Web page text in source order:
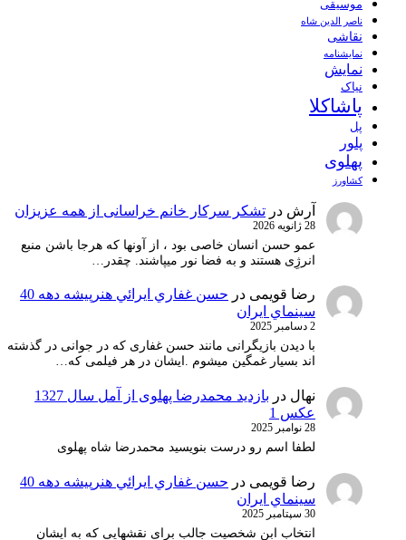
موسیقی
ناصر الدین شاه
نقاشی
نمايشنامه
نمایش
نیاک
پاشاکلا
پل
پلور
پهلوی
کشاورز
آرش در تشکر سرکار خانم خراسانی از همه عزیزان
28 ژانویه 2026
عمو حسن انسان خاصی بود ، از آونها که هرجا باشن منبع
انرژِی هستند و به فضا نور میپاشند. چقدر…
رضا قویمی در
حسن غفاري ايرائي هنرپيشه دهه 40
سينماي ايران
2 دسامبر 2025
با دیدن بازیگرانی مانند حسن غفاری که در جوانی در گذشته
اند بسیار غمگین میشوم .ایشان در هر فیلمی که…
نهال در
بازدید محمدرضا پهلوی از آمل سال 1327
عکس 1
28 نوامبر 2025
لطفا اسم رو درست بنویسید محمدرضا شاه پهلوی
رضا قویمی در
حسن غفاري ايرائي هنرپيشه دهه 40
سينماي ايران
30 سپتامبر 2025
انتخاب ابن شخصیت جالب برای نقشهایی که به ایشان